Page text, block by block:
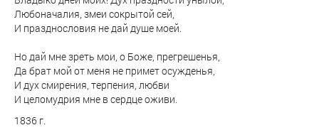
Любоначалия, змеи сокрытой сей,
И празднословия не дай душе моей.
Но дай мне зреть мои, о Боже, прегрешенья,
Да брат мой от меня не примет осужденья,
И дух смирения, терпения, любви
И целомудрия мне в сердце оживи.
1836 г.